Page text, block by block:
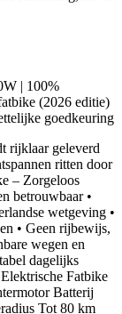
| 100%
(2026 editie)
goedkeuring
rijklaar geleverd
ritten door
– Zorgeloos
betrouwbaar •
wetgeving •
• Geen rijbewijs,
wegen en
dagelijks
Fatbike
Batterij
Tot 80 km